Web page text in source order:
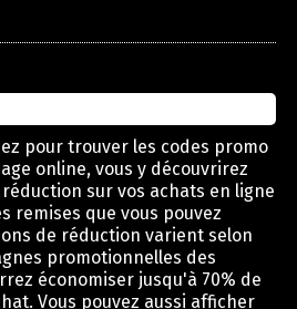
pour trouver les codes promo
online, vous y découvrirez
sur vos achats en ligne
remises que vous pouvez
de réduction varient selon
promotionnelles des
économiser jusqu'à 70% de
Vous pouvez aussi afficher